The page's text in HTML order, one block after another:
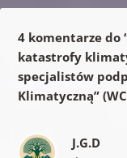
4 komentarze do
katastrofy
specjalistów
Klimatyczną”
J.G.D